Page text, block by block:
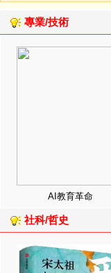
專業/技術
AI教育革命
社科/哲史